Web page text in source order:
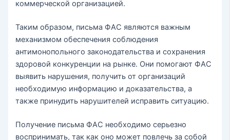
коммерческой организацией.
Таким образом, письма ФАС являются важным
механизмом обеспечения соблюдения
антимонопольного законодательства и сохранения
здоровой конкуренции на рынке. Они помогают ФАС
выявить нарушения, получить от организаций
необходимую информацию и доказательства, а
также принудить нарушителей исправить ситуацию.
Получение письма ФАС необходимо серьезно
воспринимать, так как оно может повлечь за собой